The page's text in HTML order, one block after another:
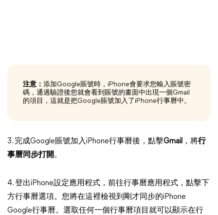
注意： 添加Google賬號時，iPhone會要求您輸入賬號密
碼，通過驗證後您就會看到賬號的畫面中出現一個Gmail
的項目，這就是把Google賬號加入了iPhone行事曆中。
3. 完成Google賬號加入iPhone行事曆後，點擊Gmail ，將行
事曆同步打開。
4. 登出iPhone設定應用程式，前往行事曆應用程式，點擊下
方行事曆選項。您將在這裡檢視到剛才同步的iPhone
Google行事曆。選取任何一個行事曆項目就可以顯示在行